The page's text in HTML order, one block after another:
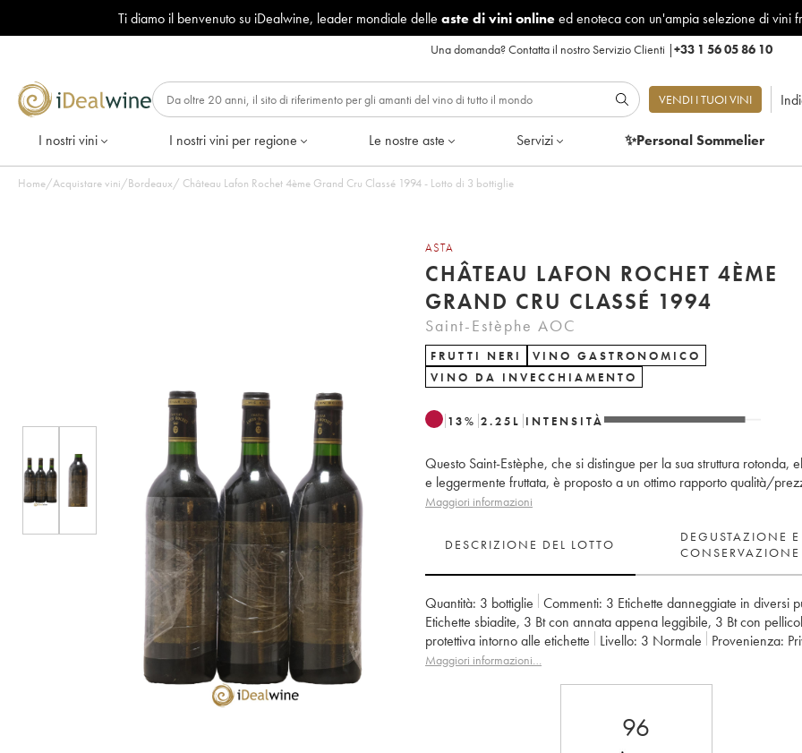
Ti diamo il benvenuto su iDealwine, leader mondiale delle aste di vini onlineed enoteca con un'ampia selezione di vini
Una domanda?Contatta il nostro Servizio Clienti |+33 1 56 05 86 10
VENDI I TUOI VINI
I nostri vini I nostri vini per regione Le nostre aste Servizi ✨Personal Sommelier
Home/Acquistare vini/Bordeaux/ Château Lafon Rochet 4ème Grand Cru Classé 1994 - Lotto di 3 bottiglie
ASTA
CHÂTEAU LAFON ROCHET 4ÈME
GRAND CRU CLASSÉ 1994
Saint-Estèphe AOC
FRUTTI NERI
VINO GASTRONOMICO
VINO DA INVECCHIAMENTO
13% 2.25 L INTENSITÀ
Questo Saint-Estèphe, che si distingue per la sua struttura rotonda,
e leggermente fruttata, è proposto a un ottimo rapporto qualità/
Maggiori informazioni
DESCRIZIONE DEL LOTTO
DEGUSTAZIONE E
CONSERVAZIONE
Quantità: 3 bottiglie Commenti: 3 Etichette danneggiate in diversi
Etichette sbiadite, 3 Bt con annata appena leggibile, 3 Bt con
protettiva intorno alle etichette
Livello: 3 Normale Provenienza:
IVA detraibile:
no
Maggiori informazioni…
96